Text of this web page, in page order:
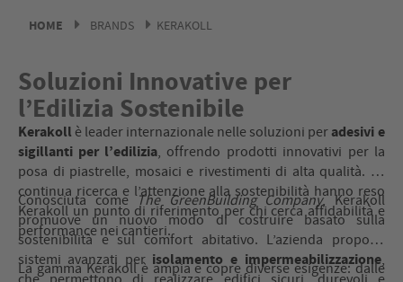
HOME BRANDS KERAKOLL
Soluzioni Innovative per
l’Edilizia Sostenibile
Kerakoll è leader internazionale nelle soluzioni per adesivi e
sigillanti per l’edilizia, offrendo prodotti innovativi per la
posa di piastrelle, mosaici e rivestimenti di alta qualità. La
continua ricerca e l’attenzione alla sostenibilità hanno reso
Kerakoll un punto di riferimento per chi cerca affidabilità e
performance nei cantieri.
Conosciuta comeThe GreenBuilding Company, Kerakoll
promuove un nuovo modo di costruire basato sulla
sostenibilità e sul comfort abitativo. L’azienda propone
sistemi avanzati per isolamento e impermeabilizzazione,
La gamma Kerakoll è ampia e copre diverse esigenze: dalle